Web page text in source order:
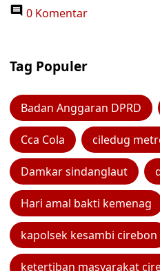
0 Komentar
Tag Populer
Badan Anggaran DPRD
Cca Cola ciledug
Damkar sindanglaut
Hari amal bakti kemenag
kapolsek kesambi cirebon
ketertiban masyarakat